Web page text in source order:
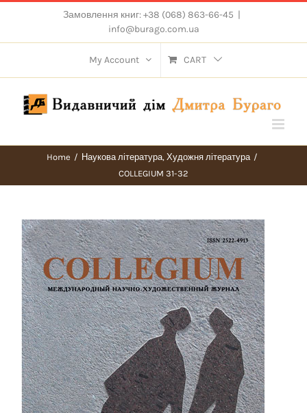
content
Замовлення книг: +38 (068) 863-66-45 |
info@burago.com.ua
My Account CART
Home / Наукова література, Художня література /
COLLEGIUM 31-32